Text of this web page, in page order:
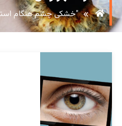
"خشکی چشم هنگام